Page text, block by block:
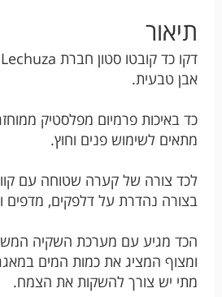
תיאור
אבן טבעית.
כד באיכות פרמיום מפלסטיק
מתאים לשימוש פנים וחוץ.
לכד צורה של קערה שטוחה עם
בצורה נהדרת על דלפקים, מדפים
הכד מגיע עם מערכת השקיה
ומצוף המציג את כמות המים
מתי יש צורך להשקות את הצמח.